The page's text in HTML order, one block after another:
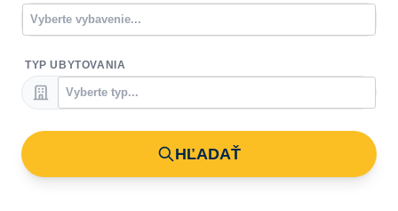
TYP UBYTOVANIA
HĽADAŤ